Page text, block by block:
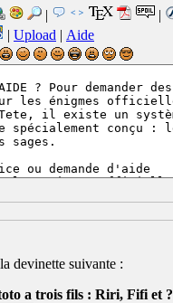
|
|
| Upload | Aide
devinette suivante :
a trois fils : Riri, Fifi et ?